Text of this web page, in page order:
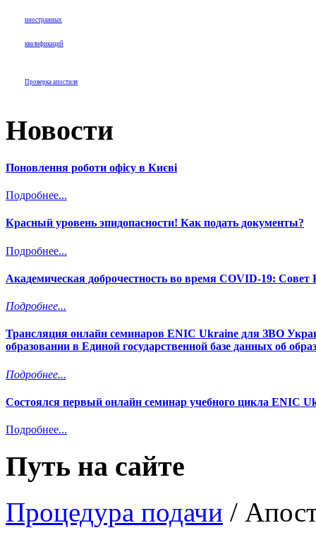
иностранных
квалификаций
Проверка апостиля
Новости
Поновлення роботи офісу в Києві
Подробнее...
Красный уровень эпидопасности! Как подать документы?
Подробнее...
Академическая доброчестность во время COVID-19:
Подробнее...
Трансляция онлайн семинаров ENIC Ukraine для ЗВО
образовании в Единой государственной базе данных об
Подробнее...
Состоялся первый онлайн семинар учебного цикла ENIC
Подробнее...
Путь на сайте
Процедура подачи /